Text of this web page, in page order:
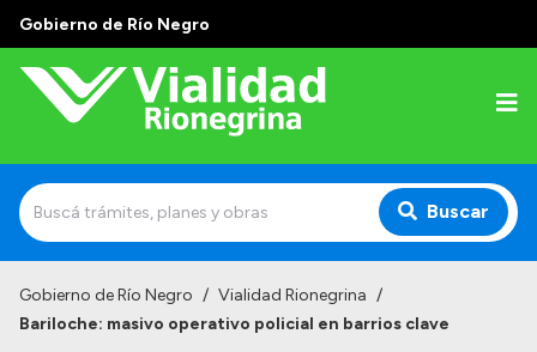
Gobierno de Río Negro
Buscar
Gobierno de Río Negro / Vialidad Rionegrina /
Bariloche: masivo operativo policial en barrios clave